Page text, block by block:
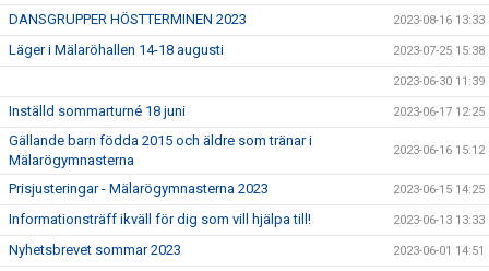
DANSGRUPPER HÖSTTERMINEN 2023 2023-08-16 13:33
Läger i Mälaröhallen 14-18 augusti 2023-07-25 15:38
2023-06-30 11:39
Inställd sommarturné 18 juni 2023-06-17 12:25
Gällande barn födda 2015 och äldre som tränar i
Mälarögymnasterna
2023-06-16 15:12
Prisjusteringar - Mälarögymnasterna 2023 2023-06-15 14:25
Informationsträff ikväll för dig som vill hjälpa till! 2023-06-13 13:33
Nyhetsbrevet sommar 2023 2023-06-01 14:51